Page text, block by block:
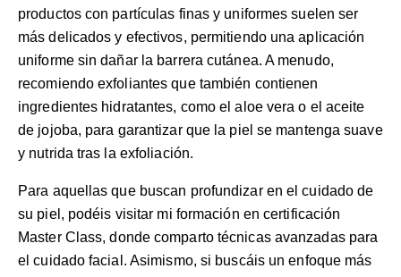
productos con partículas finas y uniformes suelen ser
más delicados y efectivos, permitiendo una aplicación
uniforme sin dañar la barrera cutánea. A menudo,
recomiendo exfoliantes que también contienen
ingredientes hidratantes, como el aloe vera o el aceite
de jojoba, para garantizar que la piel se mantenga suave
y nutrida tras la exfoliación.
Para aquellas que buscan profundizar en el cuidado de
su piel, podéis visitar mi formación en certificación
Master Class, donde comparto técnicas avanzadas para
el cuidado facial. Asimismo, si buscáis un enfoque más